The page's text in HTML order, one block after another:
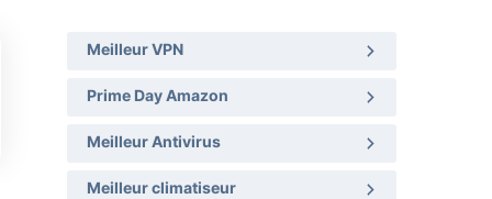
Meilleur VPN
Prime Day Amazon
Meilleur Antivirus
Meilleur climatiseur